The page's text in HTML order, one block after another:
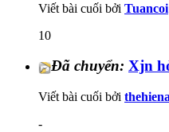
Viết bài cuối bởi Tuancoi
10
Đã chuyển: Xjn
Viết bài cuối bởi
-